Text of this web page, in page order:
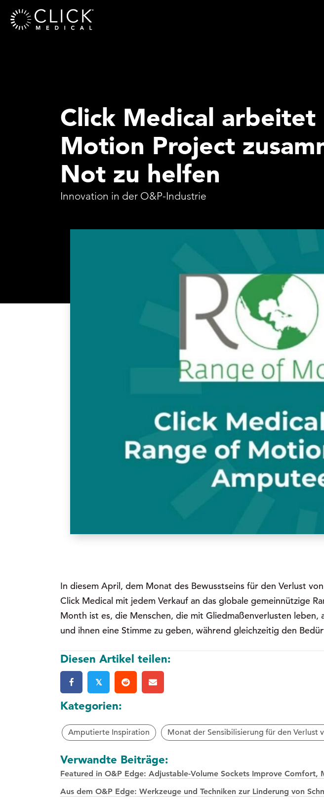
Click Medical
Motion Project
Not zu helfen
Innovation in der O&P-Industrie
In diesem April, dem Monat des Bewusstseins für den Verlust
Click Medical mit jedem Verkauf an das globale gemeinnützige
Month ist es, die Menschen, die mit Gliedmaßenverlusten leben,
und ihnen eine Stimme zu geben, während gleichzeitig den
Diesen Artikel teilen:
𝕏
Kategorien:
Amputierte Inspiration Monat der Sensibilisierung für den Verlust
Verwandte Beiträge:
Featured in O&P Edge: Adjustable-Volume Sockets Improve
Aus dem O&P Edge: Werkzeuge und Techniken zur Linderung von